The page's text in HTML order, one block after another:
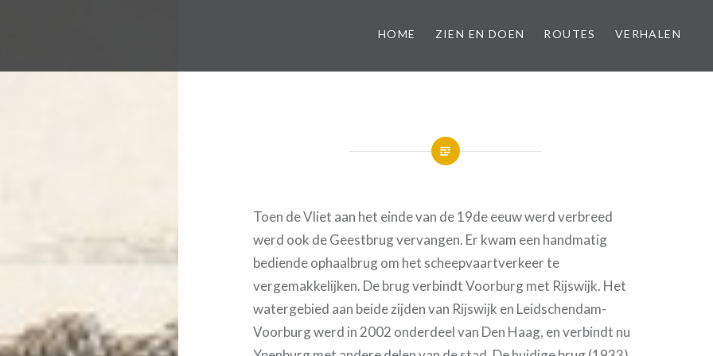
HOME ZIEN EN DOEN ROUTES VERHALEN
Toen de Vliet aan het einde van de 19de eeuw werd verbreed
werd ook de Geestbrug vervangen. Er kwam een handmatig
bediende ophaalbrug om het scheepvaartverkeer te
vergemakkelijken. De brug verbindt Voorburg met Rijswijk. Het
watergebied aan beide zijden van Rijswijk en Leidschendam-
Voorburg werd in 2002 onderdeel van Den Haag, en verbindt nu